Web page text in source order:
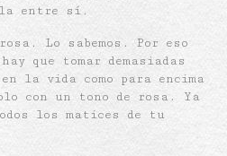
entre sí.
Lo sabemos. Por eso
que tomar demasiadas
la vida como para encima
con un tono de rosa. Ya
los matices de tu